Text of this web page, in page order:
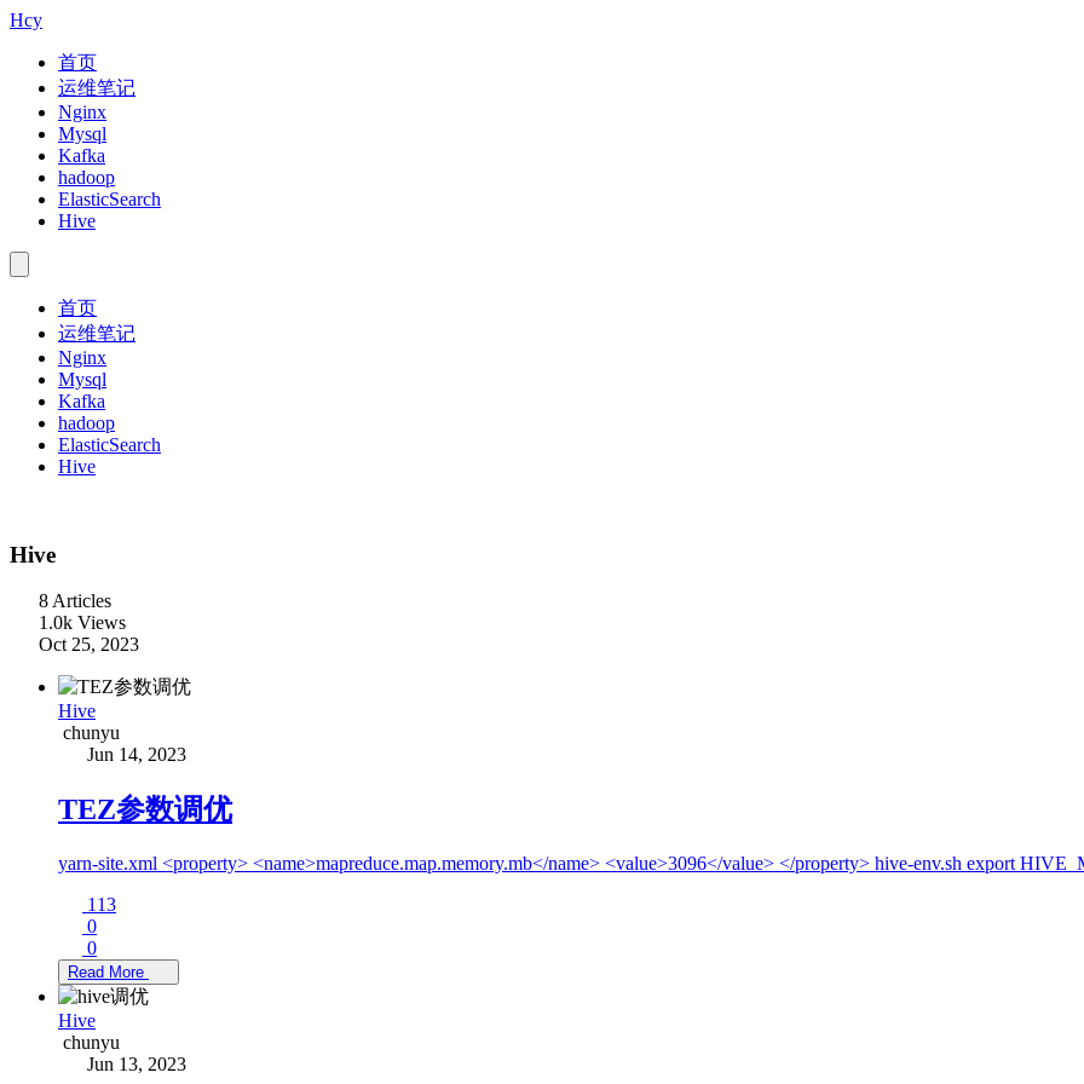
Hcy
首页
运维笔记
Nginx
Mysql
Kafka
hadoop
ElasticSearch
Hive
首页
运维笔记
Nginx
Mysql
Kafka
hadoop
ElasticSearch
Hive
Hive
8 Articles
1.0k Views
Oct 25, 2023
Hive
chunyu
Jun 14, 2023
TEZ参数调优
yarn-site.xml <property> <name>mapreduce.map.memory.mb</name> <value>3096</value> </property> hive-env.sh export
113
0
0
Read More
Hive
chunyu
Jun 13, 2023